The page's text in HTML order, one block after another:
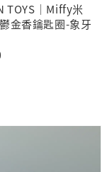
TOYS｜Miffy米
金香鑰匙圈-象牙